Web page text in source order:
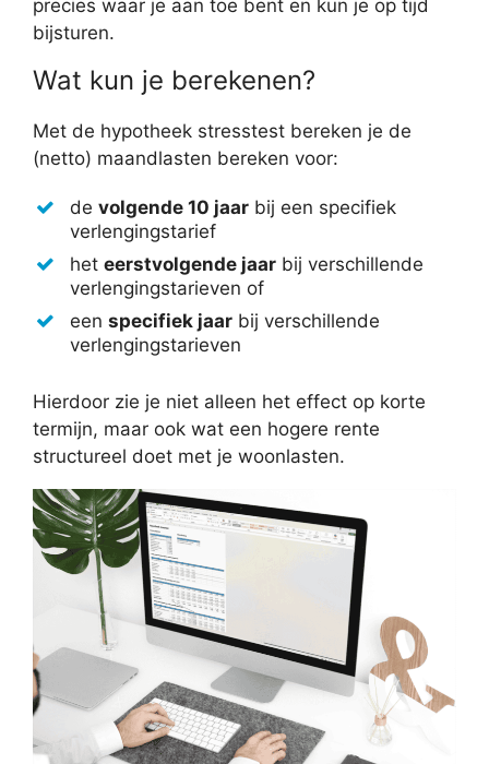
precies waar je aan toe bent en kun je op tijd
bijsturen.
Wat kun je berekenen?
Met de hypotheek stresstest bereken je de
(netto) maandlasten bereken voor:
de volgende 10 jaar bij een specifiek
verlengingstarief
het eerstvolgende jaar bij verschillende
verlengingstarieven of
een specifiek jaar bij verschillende
verlengingstarieven
Hierdoor zie je niet alleen het effect op korte
termijn, maar ook wat een hogere rente
structureel doet met je woonlasten.